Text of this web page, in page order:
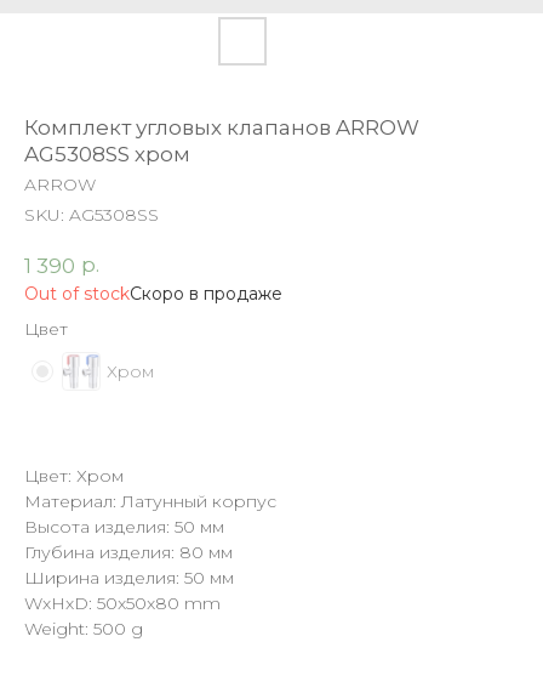
Комплект угловых клапанов ARROW
AG5308SS хром
ARROW
SKU: AG5308SS
1 390 р.
Out of stock
Цвет
Хром
Цвет: Хром
Материал: Латунный корпус
Высота изделия: 50 мм
Глубина изделия: 80 мм
Ширина изделия: 50 мм
WxHxD: 50x50x80 mm
Weight: 500 g